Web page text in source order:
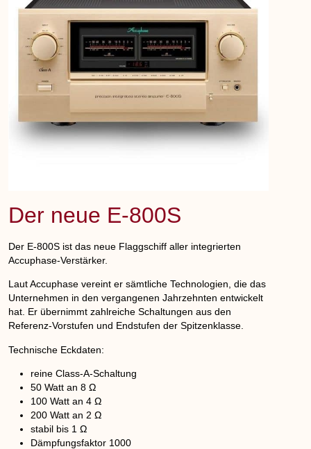
Der neue E-800S
Der E-800S ist das neue Flaggschiff aller integrierten
Accuphase-Verstärker.
Laut Accuphase vereint er sämtliche Technologien, die das
Unternehmen in den vergangenen Jahrzehnten entwickelt
hat. Er übernimmt zahlreiche Schaltungen aus den
Referenz-Vorstufen und Endstufen der Spitzenklasse.
Technische Eckdaten:
reine Class-A-Schaltung
50 Watt an 8 Ω
100 Watt an 4 Ω
200 Watt an 2 Ω
stabil bis 1 Ω
Dämpfungsfaktor 1000